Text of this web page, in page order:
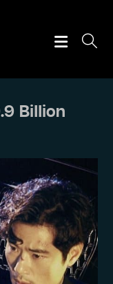
Billion